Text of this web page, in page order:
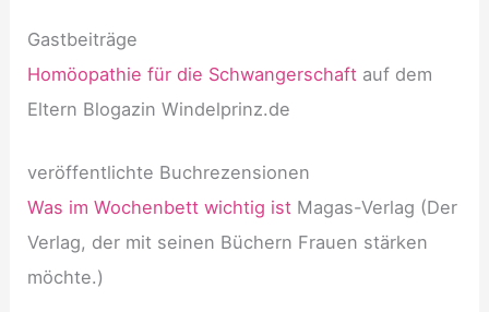
Gastbeiträge
Homöopathie für die Schwangerschaft auf dem
Eltern Blogazin Windelprinz.de
veröffentlichte Buchrezensionen
Was im Wochenbett wichtig ist Magas-Verlag (Der
Verlag, der mit seinen Büchern Frauen stärken
möchte.)